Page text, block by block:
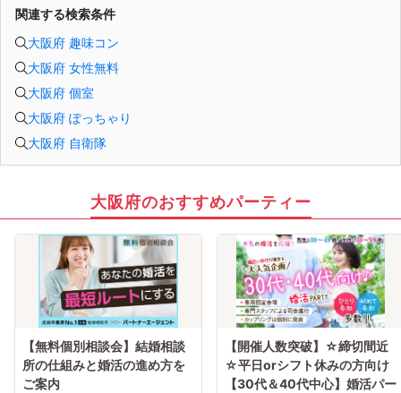
関連する検索条件
大阪府 趣味コン
大阪府 女性無料
大阪府 個室
大阪府 ぽっちゃり
大阪府 自衛隊
大阪府のおすすめパーティー
【無料個別相談会】結婚相談
所の仕組みと婚活の進め方を
ご案内
【開催人数突破】☆締切間近
☆平日orシフト休みの方向け
【30代＆40代中心】婚活パー